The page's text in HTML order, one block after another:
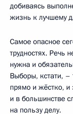
добиваясь
жизнь к лучшему
Самое опасное
трудностях. Речь
нужна и
Выборы, кстати, –
прямо и жёстко, и
и в большинстве
на пользу делу.